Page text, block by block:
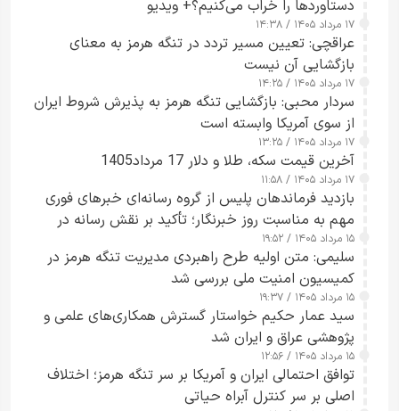
دستاوردها را خراب می‌کنیم؟+ ویدیو
۱۷ مرداد ۱۴۰۵ / ۱۴:۳۸
عراقچی: تعیین مسیر تردد در تنگه هرمز به معنای
بازگشایی آن نیست
۱۷ مرداد ۱۴۰۵ / ۱۴:۲۵
سردار محبی: بازگشایی تنگه هرمز به پذیرش شروط ایران
از سوی آمریکا وابسته است
۱۷ مرداد ۱۴۰۵ / ۱۳:۲۵
آخرین قیمت سکه، طلا و دلار 17 مرداد1405
۱۷ مرداد ۱۴۰۵ / ۱۱:۵۸
بازدید فرماندهان پلیس از گروه رسانه‌ای خبرهای فوری
مهم به مناسبت روز خبرنگار؛ تأکید بر نقش رسانه در
تقویت امنیت و اعتماد عمومی
۱۵ مرداد ۱۴۰۵ / ۱۹:۵۲
سلیمی: متن اولیه طرح راهبردی مدیریت تنگه هرمز در
کمیسیون امنیت ملی بررسی شد
۱۵ مرداد ۱۴۰۵ / ۱۹:۳۷
سید عمار حکیم خواستار گسترش همکاری‌های علمی و
پژوهشی عراق و ایران شد
۱۵ مرداد ۱۴۰۵ / ۱۲:۵۶
توافق احتمالی ایران و آمریکا بر سر تنگه هرمز؛ اختلاف
اصلی بر سر کنترل آبراه حیاتی